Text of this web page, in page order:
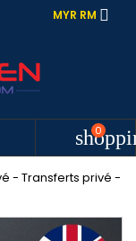
MYR RM 
0
- Transferts privé -